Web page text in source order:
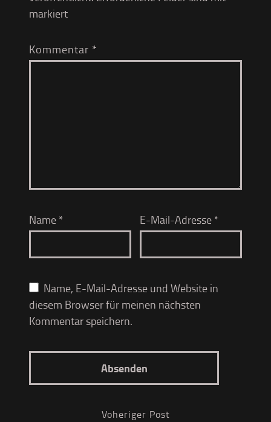
markiert
Kommentar *
Name * E-Mail-Adresse *
Name, E-Mail-Adresse und Website in
diesem Browser für meinen nächsten
Kommentar speichern.
Voheriger Post